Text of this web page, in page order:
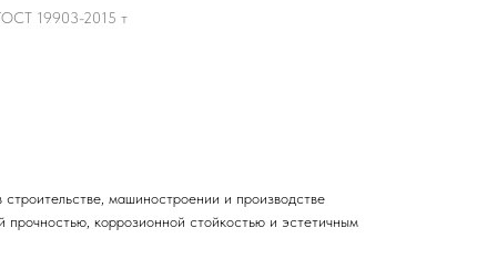
19903-2015 т
машиностроении и производстве
прочностью, коррозионной стойкостью и эстетичным